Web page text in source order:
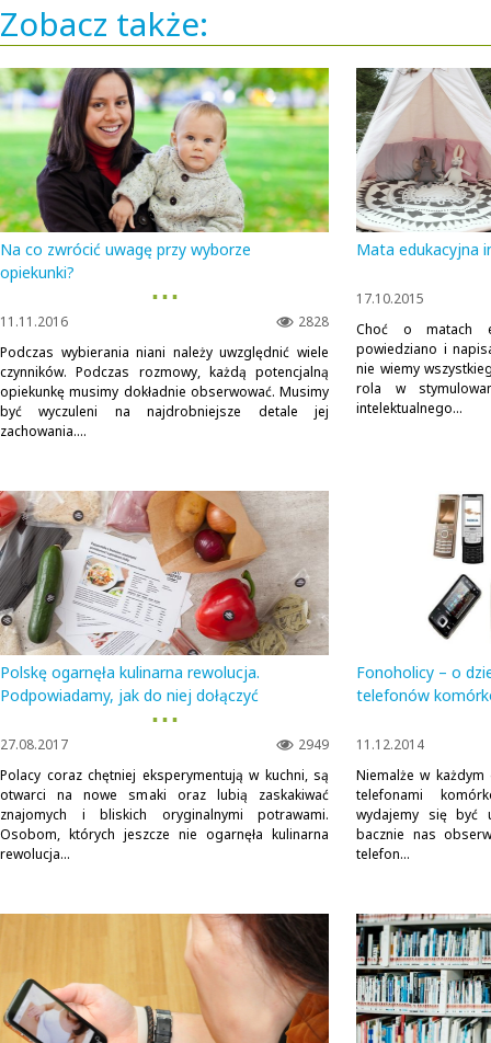
Zobacz także:
Na co zwrócić uwagę przy wyborze
opiekunki?
▪ ▪ ▪
2828
11.11.2016
Podczas wybierania niani należy uwzględnić wiele
czynników. Podczas rozmowy, każdą potencjalną
opiekunkę musimy dokładnie obserwować. Musimy
być wyczuleni na najdrobniejsze detale jej
zachowania....
Mata edukacyjna
17.10.2015
Choć o matach
powiedziano i
nie wiemy
rola w
intelektualnego...
Polskę ogarnęła kulinarna rewolucja.
Podpowiadamy, jak do niej dołączyć
▪ ▪ ▪
2949
27.08.2017
Polacy coraz chętniej eksperymentują w kuchni, są
otwarci na nowe smaki oraz lubią zaskakiwać
znajomych i bliskich oryginalnymi potrawami.
Osobom, których jeszcze nie ogarnęła kulinarna
rewolucja...
Fonoholicy – o
telefonów
11.12.2014
Niemalże w
telefonami
wydajemy się być
bacznie nas
telefon...